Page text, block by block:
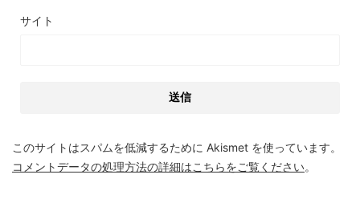
サイト
このサイトはスパムを低減するために Akismet を使っています。
コメントデータの処理方法の詳細はこちらをご覧ください。